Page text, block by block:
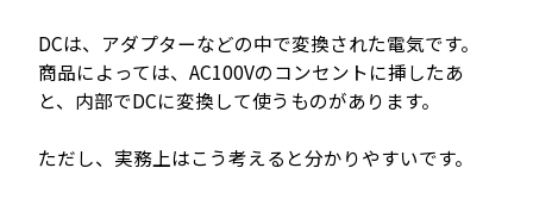
DCは、アダプターなどの中で変換された電気です。
商品によっては、AC100Vのコンセントに挿したあ
と、内部でDCに変換して使うものがあります。
ただし、実務上はこう考えると分かりやすいです。